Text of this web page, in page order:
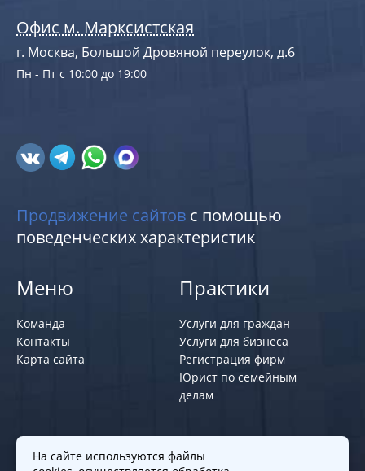
Офис м. Марксистская
г. Москва, Большой Дровяной переулок, д.6
Пн - Пт с 10:00 до 19:00
Продвижение сайтов с помощью
поведенческих характеристик
Меню
Команда
Контакты
Карта сайта
Практики
Услуги для граждан
Услуги для бизнеса
Регистрация фирм
Юрист по семейным
делам
Политики и правила
На сайте используются файлы